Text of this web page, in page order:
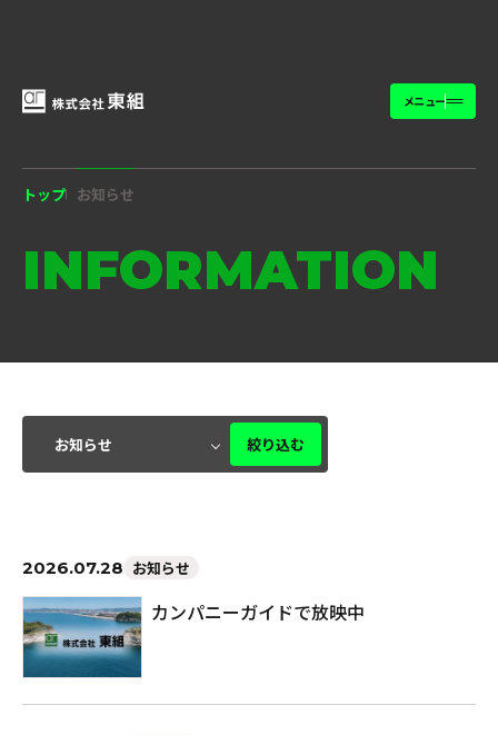
メニュー
トップ お知らせ
INFORMATION
絞り込む
2026.07.28 お知らせ
カンパニーガイドで放映中